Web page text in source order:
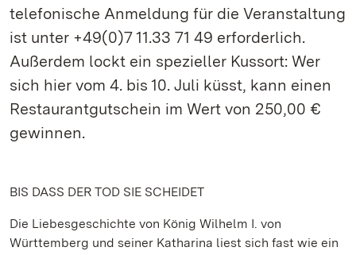
telefonische Anmeldung für die Veranstaltung
ist unter +49(0)7 11.33 71 49 erforderlich.
Außerdem lockt ein spezieller Kussort: Wer
sich hier vom 4. bis 10. Juli küsst, kann einen
Restaurantgutschein im Wert von 250,00 €
gewinnen.
BIS DASS DER TOD SIE SCHEIDET
Die Liebesgeschichte von König Wilhelm I. von
Württemberg und seiner Katharina liest sich fast wie ein